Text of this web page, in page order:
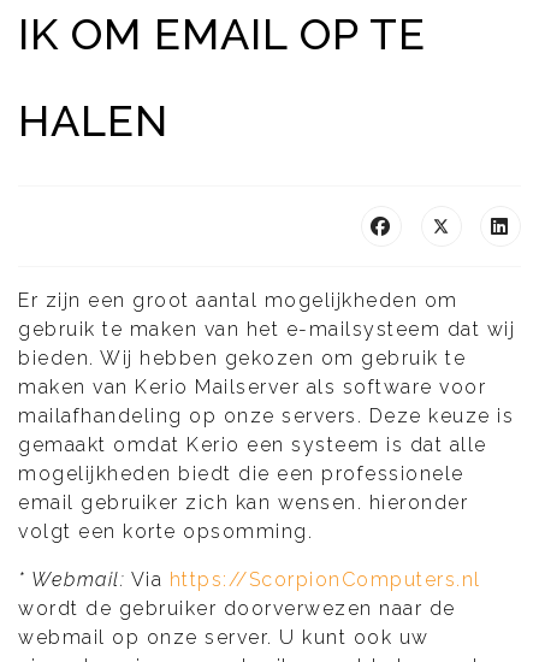
IK OM EMAIL OP TE
HALEN
Er zijn een groot aantal mogelijkheden om
gebruik te maken van het e-mailsysteem dat wij
bieden. Wij hebben gekozen om gebruik te
maken van Kerio Mailserver als software voor
mailafhandeling op onze servers. Deze keuze is
gemaakt omdat Kerio een systeem is dat alle
mogelijkheden biedt die een professionele
email gebruiker zich kan wensen. hieronder
volgt een korte opsomming.
* Webmail: Via https://ScorpionComputers.nl
wordt de gebruiker doorverwezen naar de
webmail op onze server. U kunt ook uw